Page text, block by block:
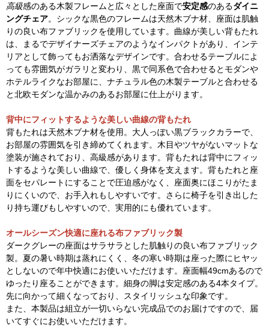
高級感のある木製フレームと広々とした座面で安定感のあるダイニ
ングチェア。シックな黒色のフレームは天然木ブナ材、座面は肌触
りの良い布ファブリックを使用しています。曲線が美しい背もたれ
は、まるでデザイナーズチェアのようなインパクトがあり、インテ
リアとして飾ってもお洒落なデザインです。合わせるテーブルによ
っても雰囲気がガラリと変わり、黒で同系色で合わせるとモダンや
ホテルライクなお部屋に、ナチュラル色の木製テーブルと合わせる
と北欧モダンな温かみのあるお部屋に仕上がります。
背中にフィットするような美しい曲線の背もたれ
背もたれは天然木ブナ材を使用。大人っぽい黒ブラックカラーで、
お部屋の雰囲気を引き締めてくれます。木目やツヤがないマットな
塗装が施されており、高級感があります。背もたれは背中にフィッ
トするような美しい曲線で、優しく身体を支えます。背もたれと座
面をセパレートにすることで圧迫感がなく、座面奥にほこりがたま
りにくいので、お手入れもしやすいです。さらに椅子を引き出した
り持ち運びもしやすいので、実用的にも優れています。
オールシーズン快適に座れる布ファブリック製
ダークグレーの座面はサラサラとした肌触りの良い布ファブリック
製。夏の暑い時期は蒸れにくく、冬の寒い時期は座った際にヒヤッ
としないので年中快適にお使いいただけます。座面幅49cmあるので
ゆったり座ることができます。細身の脚は安定感のある4本タイプ。
先に向かって細くなっており、スタイリッシュな印象です。
また、本製品は組立が一切いらない完成品でのお届けですので、届
いてすぐにお使いいただけます。